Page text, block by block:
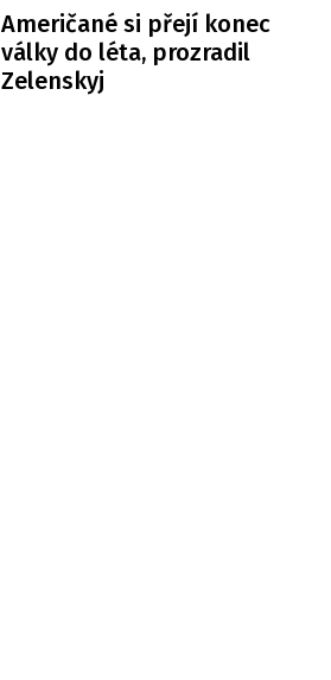
Američané si přejí konec
války do léta, prozradil
Zelenskyj